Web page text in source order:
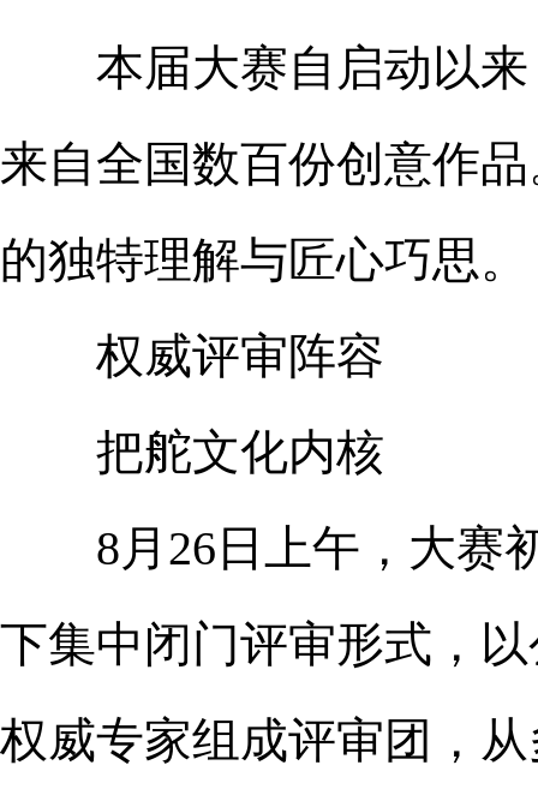
本届大赛自启动以来
来自全国数百份创意作
的独特理解与匠心巧思。
权威评审阵容
把舵文化内核
8月26日上午，大赛初
下集中闭门评审形式，
权威专家组成评审团，